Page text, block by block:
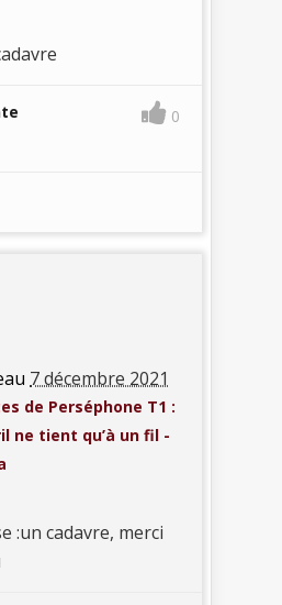
0
7 décembre 2021
de Perséphone T1 :
ne tient qu’à un fil -
:un cadavre, merci